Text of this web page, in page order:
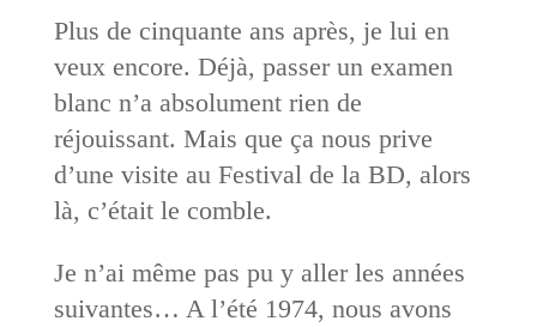
Plus de cinquante ans après, je lui en
veux encore. Déjà, passer un examen
blanc n’a absolument rien de
réjouissant. Mais que ça nous prive
d’une visite au Festival de la BD, alors
là, c’était le comble.
Je n’ai même pas pu y aller les années
suivantes… A l’été 1974, nous avons